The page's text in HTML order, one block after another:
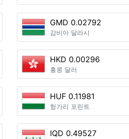
GMD 0.02792
감비아 달라시
HKD 0.00296
홍콩 달러
HUF 0.11981
헝가리 포린트
IQD 0.49527